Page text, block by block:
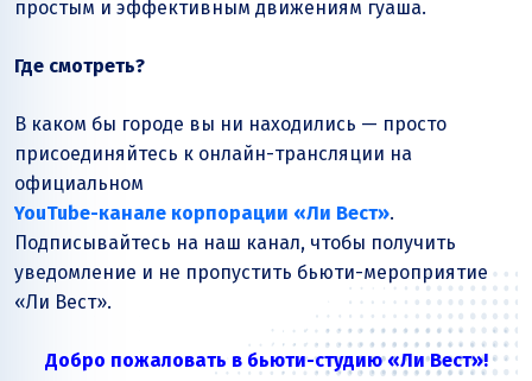
простым и эффективным движениям гуаша.
Где смотреть?
В каком бы городе вы ни находились — просто
присоединяйтесь к онлайн-трансляции на
официальном
YouTube-канале корпорации «Ли Вест».
Подписывайтесь на наш канал, чтобы получить
уведомление и не пропустить бьюти-мероприятие
«Ли Вест».
Добро пожаловать в бьюти-студию «Ли Вест»!